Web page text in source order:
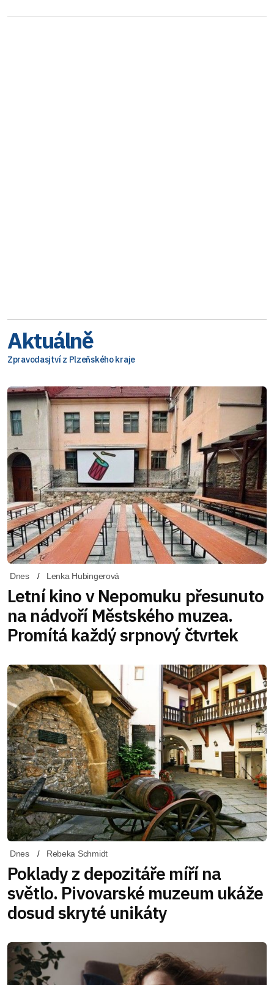
Aktuálně
Zpravodasjtví z Plzeňského kraje
Dnes Lenka Hubingerová
Letní kino v Nepomuku přesunuto
na nádvoří Městského muzea.
Promítá každý srpnový čtvrtek
Dnes Rebeka Schmidt
Poklady z depozitáře míří na
světlo. Pivovarské muzeum ukáže
dosud skryté unikáty